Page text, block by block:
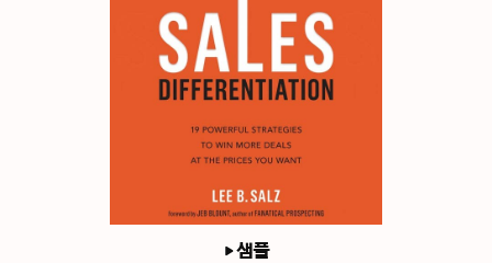
샘플